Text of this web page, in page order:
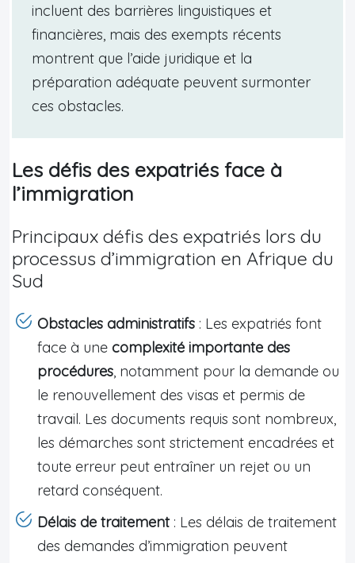
incluent des barrières linguistiques et
financières, mais des exempts récents
montrent que l’aide juridique et la
préparation adéquate peuvent surmonter
ces obstacles.
Les défis des expatriés face à
l’immigration
Principaux défis des expatriés lors du
processus d’immigration en Afrique du
Sud
Obstacles administratifs : Les expatriés font
face à une complexité importante des
procédures , notamment pour la demande ou
le renouvellement des visas et permis de
travail. Les documents requis sont nombreux,
les démarches sont strictement encadrées et
toute erreur peut entraîner un rejet ou un
retard conséquent.
Délais de traitement: Les délais de traitement
des demandes d’immigration peuvent